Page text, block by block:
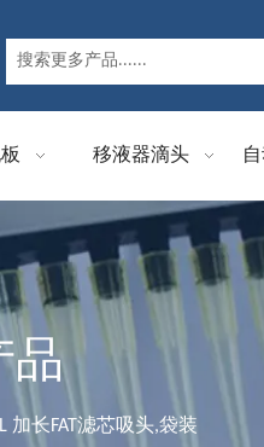
移液器滴头
品
加长FAT滤芯吸头,袋装